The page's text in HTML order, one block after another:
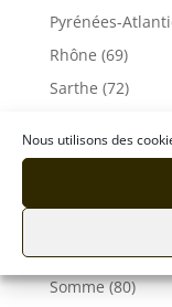
Nous utilisons des
Pyrénées-
Rhône (69)
Sarthe (72)
Haute-Savoie
Seine et Marne
Somme (80)